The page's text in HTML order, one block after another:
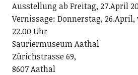
Ausstellung ab Freitag, 27.April
Vernissage: Donnerstag, 26.April,
22.00 Uhr
Sauriermuseum Aathal
Zürichstrasse 69,
8607 Aathal